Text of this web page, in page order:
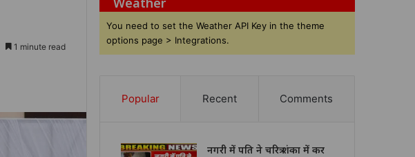
1 minute read
You need to set the Weather API Key in the theme
options page > Integrations.
Popular Recent Comments
नगरी में पति ने चरित्र शंका में कर